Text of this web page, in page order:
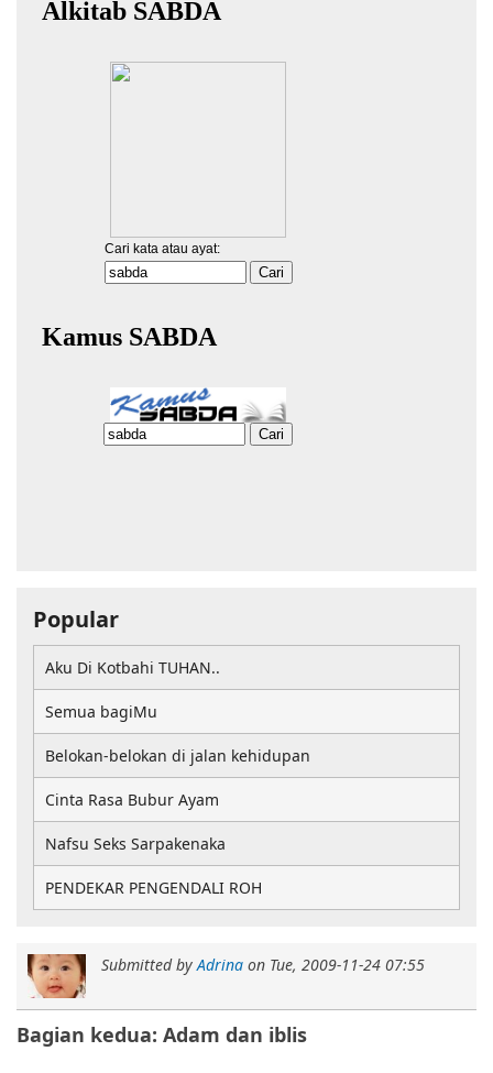
Submitted byAdrina on Tue, 2009-11-24 07:55
Bagian kedua: Adam dan iblis
Popular
Aku Di Kotbahi TUHAN..
Semua bagiMu
Belokan-belokan di jalan kehidupan
Cinta Rasa Bubur Ayam
Nafsu Seks Sarpakenaka
PENDEKAR PENGENDALI ROH